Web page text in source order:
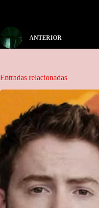
ANTERIOR
Entradas relacionadas